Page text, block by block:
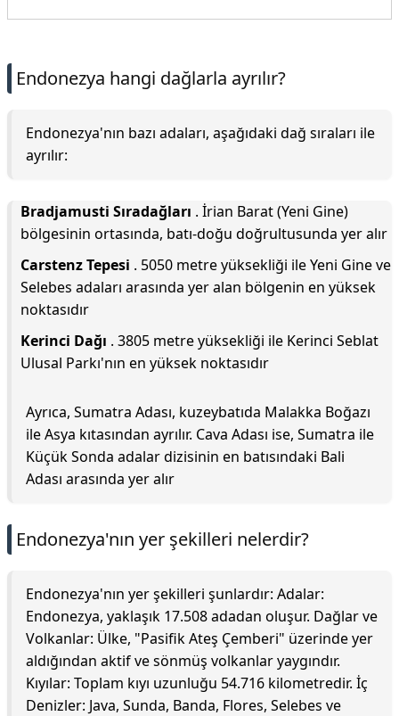
Endonezya hangi dağlarla ayrılır?
Endonezya'nın bazı adaları, aşağıdaki dağ sıraları ile
ayrılır:
Bradjamusti Sıradağları . İrian Barat (Yeni Gine)
bölgesinin ortasında, batı-doğu doğrultusunda yer alır
Carstenz Tepesi . 5050 metre yüksekliği ile Yeni Gine ve
Selebes adaları arasında yer alan bölgenin en yüksek
noktasıdır
Kerinci Dağı . 3805 metre yüksekliği ile Kerinci Seblat
Ulusal Parkı'nın en yüksek noktasıdır
Ayrıca, Sumatra Adası, kuzeybatıda Malakka Boğazı
ile Asya kıtasından ayrılır. Cava Adası ise, Sumatra ile
Küçük Sonda adalar dizisinin en batısındaki Bali
Adası arasında yer alır
Endonezya'nın yer şekilleri nelerdir?
Endonezya'nın yer şekilleri şunlardır: Adalar:
Endonezya, yaklaşık 17.508 adadan oluşur. Dağlar ve
Volkanlar: Ülke, "Pasifik Ateş Çemberi" üzerinde yer
aldığından aktif ve sönmüş volkanlar yaygındır.
Kıyılar: Toplam kıyı uzunluğu 54.716 kilometredir. İç
Denizler: Java, Sunda, Banda, Flores, Selebes ve